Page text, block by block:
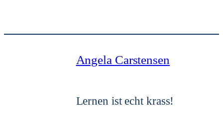
Angela Carstensen
Lernen ist echt krass!